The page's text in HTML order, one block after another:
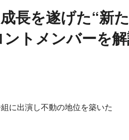
長を遂げた“新
トメンバーを
に出演し不動の地位を築いた